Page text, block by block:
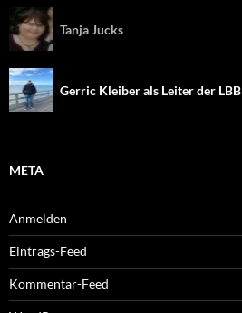
Tanja Jucks
Gerric Kleiber als Leiter der LBB
META
Anmelden
Eintrags-Feed
Kommentar-Feed